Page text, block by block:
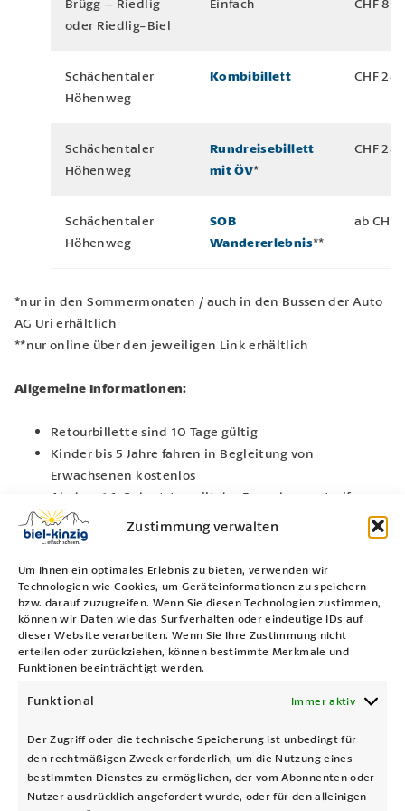
Zustimmung verwalten
Um Ihnen ein optimales Erlebnis zu bieten, verwenden wir
Technologien wie Cookies, um Geräteinformationen zu speichern
bzw. darauf zuzugreifen. Wenn Sie diesen Technologien zustimmen,
können wir Daten wie das Surfverhalten oder eindeutige IDs auf
dieser Website verarbeiten. Wenn Sie Ihre Zustimmung nicht
erteilen oder zurückziehen, können bestimmte Merkmale und
Funktionen beeinträchtigt werden.
Funktional Immer aktiv
Der Zugriff oder die technische Speicherung ist unbedingt für
den rechtmäßigen Zweck erforderlich, um die Nutzung eines
bestimmten Dienstes zu ermöglichen, der vom Abonnenten oder
Nutzer ausdrücklich angefordert wurde, oder für den alleinigen
oder Riedlig-Biel
Schächentaler
Höhenweg
Kombibillett CHF
Schächentaler
Höhenweg
Rundreisebillett
mit ÖV*
CHF
Schächentaler
Höhenweg
SOB
Wandererlebnis**
ab CHF
*nur in den Sommermonaten / auch in den Bussen der Auto
AG Uri erhältlich
**nur online über den jeweiligen Link erhältlich
Allgemeine Informationen:
Retourbillette sind 10 Tage gültig
Kinder bis 5 Jahre fahren in Begleitung von
Erwachsenen kostenlos
Ab dem 16. Geburtstag gilt der Erwachsenentarif
Individuelle Nachtfahrten sind mit dem automatischen
SisTIQ-Betrieb über ein Smartphone möglich. Als
Zahlungsmöglichkeiten stehen Mastercard, Visa und Twint
zur Verfügung.
Alternativ ist auch weiterhin die Benutzung von Jetons
Es wird für beide Sektionen je ein Jeton benötigt. Für eine
Fahrt Brügg – Riedlig – Biel, werden also zwei Jetons
benötigt.
Gruppentarife auf Voranmeldung
Brügg – Biel
ab 10 Personen
Retour CHF
Schultarife auf Voranmeldung
Brügg – Biel
Retour
Hunde
Fahrräder